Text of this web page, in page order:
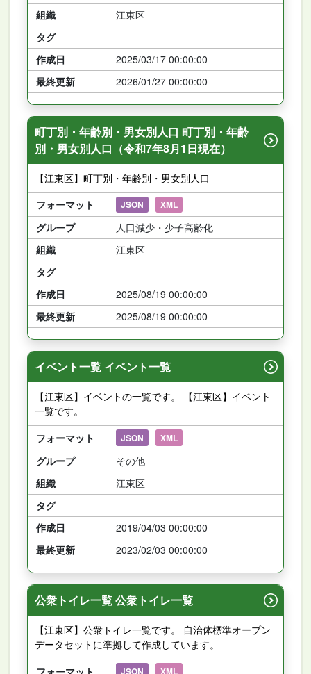
組織
江東区
タグ
作成日
2025/03/17 00:00:00
最終更新
2026/01/27 00:00:00
町丁別・年齢別・男女別人口 町丁別・年齢
別・男女別人口（令和7年8月1日現在）
【江東区】町丁別・年齢別・男女別人口
フォーマット
JSON XML
グループ
人口減少・少子高齢化
組織
江東区
タグ
作成日
2025/08/19 00:00:00
最終更新
2025/08/19 00:00:00
イベント一覧 イベント一覧
【江東区】イベントの一覧です。 【江東区】イベント
一覧です。
フォーマット
JSON XML
グループ
その他
組織
江東区
タグ
作成日
2019/04/03 00:00:00
最終更新
2023/02/03 00:00:00
公衆トイレ一覧 公衆トイレ一覧
【江東区】公衆トイレ一覧です。 自治体標準オープン
データセットに準拠して作成しています。
フォーマット
JSON XML